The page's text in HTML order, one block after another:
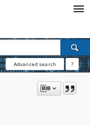
Advanced search ?